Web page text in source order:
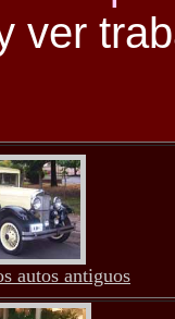
ver
autos antiguos